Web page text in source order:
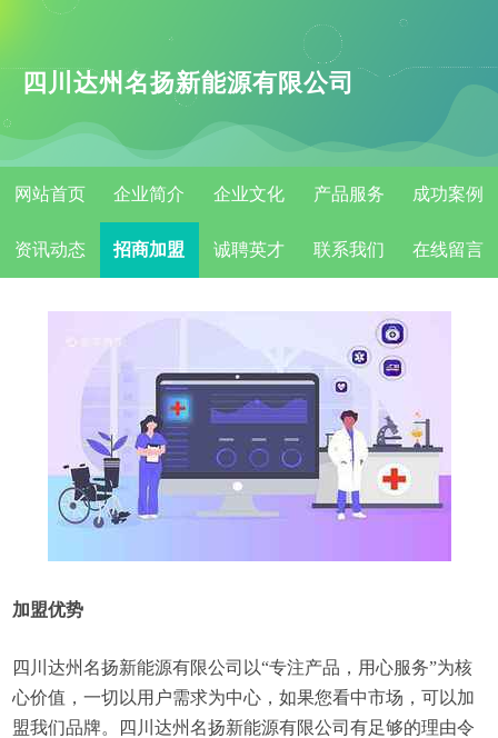
四川达州名扬新能源有限公司
网站首页 企业简介 企业文化 产品服务 成功案例
资讯动态 招商加盟 诚聘英才 联系我们 在线留言
加盟优势
四川达州名扬新能源有限公司以“专注产品，用心服务”为核
心价值，一切以用户需求为中心，如果您看中市场，可以加
盟我们品牌。四川达州名扬新能源有限公司有足够的理由令